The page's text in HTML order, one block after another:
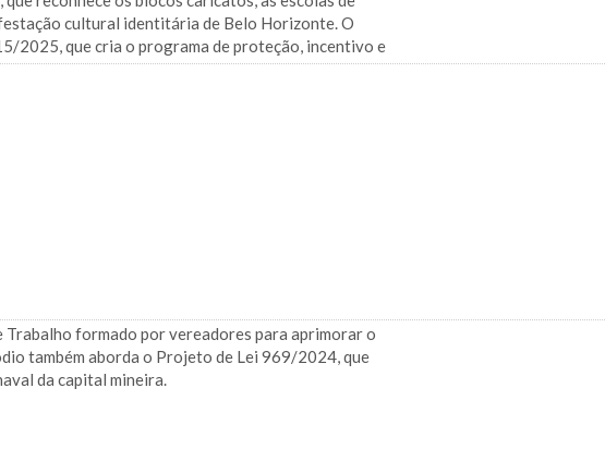
cultural identitária de Belo Horizonte. O
2025, que cria o programa de proteção, incentivo e
formado por vereadores para aprimorar o
também aborda o Projeto de Lei 969/2024, que
da capital mineira.